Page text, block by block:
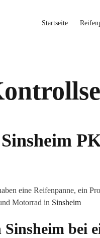
Startseite
Sinsheim
eine Reifenpanne, ein
Motorrad in Sinsheim
Sinsheim bei